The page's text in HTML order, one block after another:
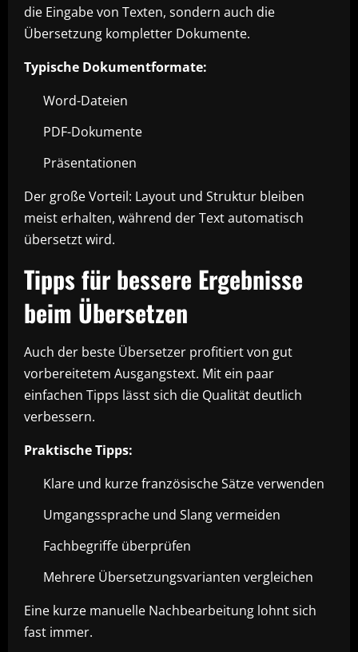
die Eingabe von Texten, sondern auch die
Übersetzung kompletter Dokumente.
Typische Dokumentformate:
Word-Dateien
PDF-Dokumente
Präsentationen
Der große Vorteil: Layout und Struktur bleiben
meist erhalten, während der Text automatisch
übersetzt wird.
Tipps für bessere Ergebnisse
beim Übersetzen
Auch der beste Übersetzer profitiert von gut
vorbereitetem Ausgangstext. Mit ein paar
einfachen Tipps lässt sich die Qualität deutlich
verbessern.
Praktische Tipps:
Klare und kurze französische Sätze verwenden
Umgangssprache und Slang vermeiden
Fachbegriffe überprüfen
Mehrere Übersetzungsvarianten vergleichen
Eine kurze manuelle Nachbearbeitung lohnt sich
fast immer.